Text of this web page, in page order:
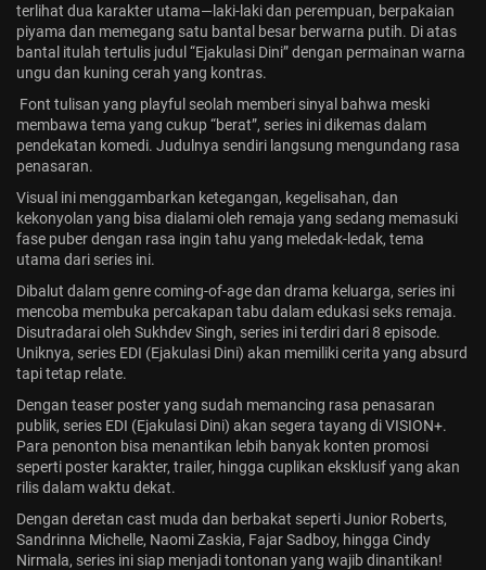
terlihat dua karakter utama—laki-laki dan perempuan, berpakaian
piyama dan memegang satu bantal besar berwarna putih. Di atas
bantal itulah tertulis judul “Ejakulasi Dini” dengan permainan warna
ungu dan kuning cerah yang kontras.
Font tulisan yang playful seolah memberi sinyal bahwa meski
membawa tema yang cukup “berat”, series ini dikemas dalam
pendekatan komedi. Judulnya sendiri langsung mengundang rasa
penasaran.
Visual ini menggambarkan ketegangan, kegelisahan, dan
kekonyolan yang bisa dialami oleh remaja yang sedang memasuki
fase puber dengan rasa ingin tahu yang meledak-ledak, tema
utama dari series ini.
Dibalut dalam genre coming-of-age dan drama keluarga, series ini
mencoba membuka percakapan tabu dalam edukasi seks remaja.
Disutradarai oleh Sukhdev Singh, series ini terdiri dari 8 episode.
Uniknya, series EDI (Ejakulasi Dini) akan memiliki cerita yang absurd
tapi tetap relate.
Dengan teaser poster yang sudah memancing rasa penasaran
publik, series EDI (Ejakulasi Dini) akan segera tayang di VISION+.
Para penonton bisa menantikan lebih banyak konten promosi
seperti poster karakter, trailer, hingga cuplikan eksklusif yang akan
rilis dalam waktu dekat.
Dengan deretan cast muda dan berbakat seperti Junior Roberts,
Sandrinna Michelle, Naomi Zaskia, Fajar Sadboy, hingga Cindy
Nirmala, series ini siap menjadi tontonan yang wajib dinantikan!